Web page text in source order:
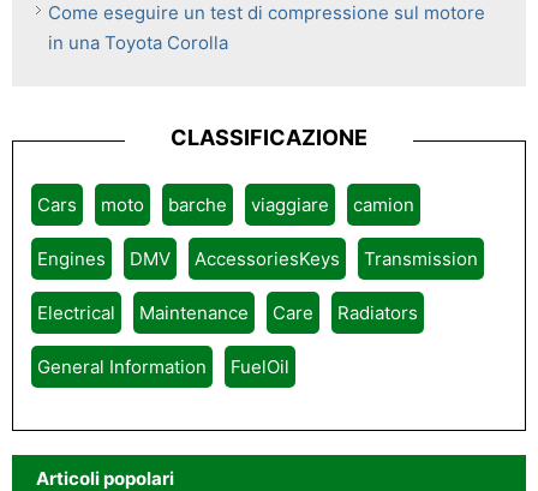
Come eseguire un test di compressione sul motore
in una Toyota Corolla
CLASSIFICAZIONE
Cars moto barche viaggiare camion
Engines DMV AccessoriesKeys Transmission
Electrical Maintenance Care Radiators
General Information FuelOil
Articoli popolari